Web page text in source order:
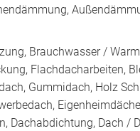
Brauchwasser /
Flachdacharbeiten,
Gummidach, Holz
Dachabdichtung, Dach /